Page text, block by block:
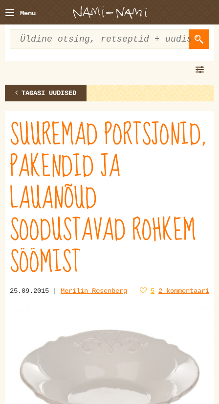
Menu
TAGASI UUDISED
SUUREMAD PORTSJONID,
PAKENDID JA
LAUANÕUD
SOODUSTAVAD ROHKEM
SÖÖMIST
25.09.2015 | Merilin Rosenberg 5 2 kommentaari